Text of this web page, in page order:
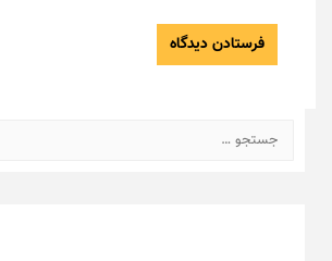
جستجو
برای: